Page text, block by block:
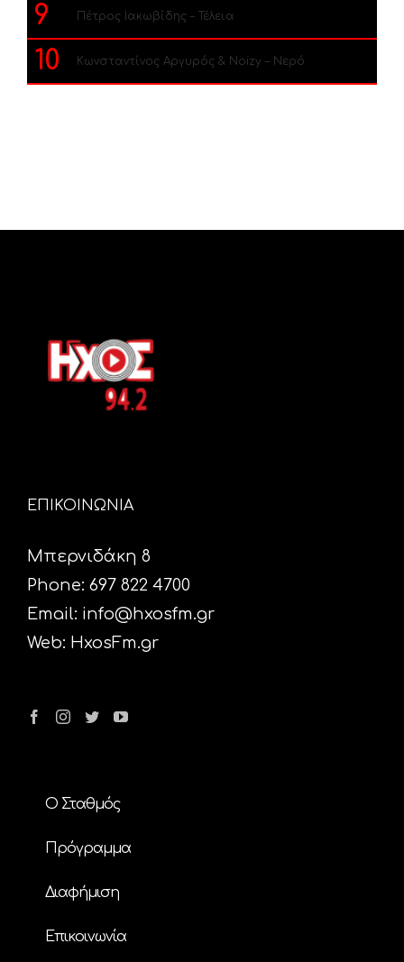
9 Πέτρος Ιακωβίδης – Τέλεια
10 Κωνσταντίνος Αργυρός & Noizy – Νερό
ΕΠΙΚΟΙΝΩΝΙΑ
Μπερνιδάκη 8
Phone: 697 822 4700
Email: info@hxosfm.gr
Web: HxosFm.gr
Ο Σταθμός
Πρόγραμμα
Διαφήμιση
Επικοινωνία